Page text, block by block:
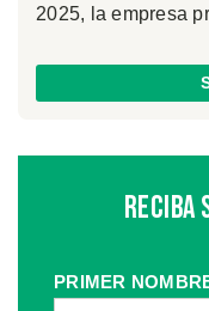
2025, la empresa
Reciba
PRIMER